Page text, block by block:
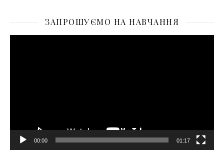
ЗАПРОШУЄМО НА НАВЧАННЯ
00:00 01:17